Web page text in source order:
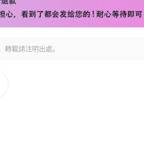
轉載請注明出處。